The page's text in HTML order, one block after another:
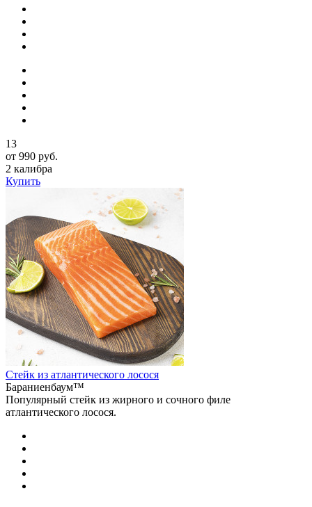
13
от 990 руб.
2 калибра
Купить
Стейк из атлантического лосося
Бараниенбаум™
Популярный стейк из жирного и сочного филе
атлантического лосося.